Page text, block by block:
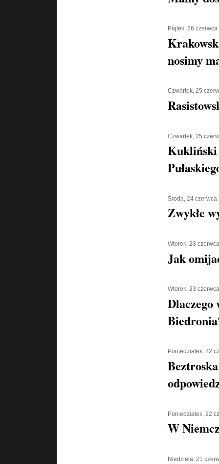
Piątek, 26
nosimy
Czwartek, 25
Czwartek, 25
Kukliński
Środa, 24 czerwca
Zwykłe
Wtorek, 23
Jak
Wtorek, 23
Dlaczego
Poniedziałek, 22
Poniedziałek, 22
W
Niedziela, 21